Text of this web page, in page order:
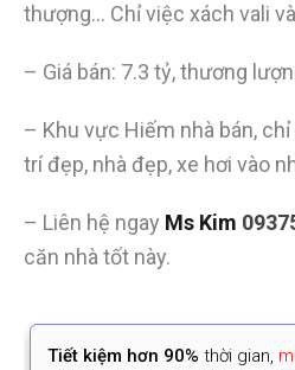
thượng… Chỉ việc xách vali
– Giá bán: 7.3 tỷ, thương
– Khu vực Hiếm nhà bán,
trí đẹp, nhà đẹp, xe hơi vào
– Liên hệ ngay Ms Kim
căn nhà tốt này.
Tiết kiệm hơn 90% thời gian,